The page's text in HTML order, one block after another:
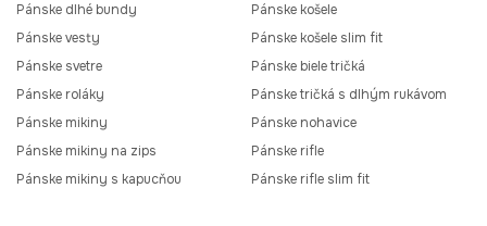
Pánske dlhé bundy
Pánske vesty
Pánske svetre
Pánske roláky
Pánske mikiny
Pánske mikiny na zips
Pánske mikiny s kapucňou
Pánske košele
Pánske košele slim fit
Pánske biele tričká
Pánske tričká s dlhým rukávom
Pánske nohavice
Pánske rifle
Pánske rifle slim fit